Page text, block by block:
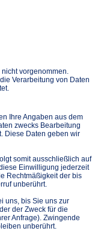
vorgenommen.
Verarbeitung von Daten
Ihre Angaben aus dem
zwecks Bearbeitung
Diese Daten geben wir
somit ausschließlich auf
Einwilligung jederzeit
Rechtmäßigkeit der bis
unberührt.
uns, bis Sie uns zur
der Zweck für die
Anfrage). Zwingende
unberührt.